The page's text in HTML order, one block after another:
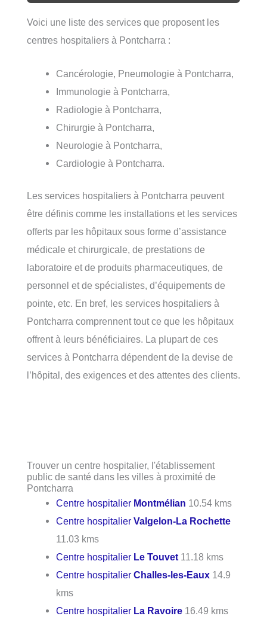
Voici une liste des services que proposent les
centres hospitaliers à Pontcharra :
Cancérologie, Pneumologie à Pontcharra,
Immunologie à Pontcharra,
Radiologie à Pontcharra,
Chirurgie à Pontcharra,
Neurologie à Pontcharra,
Cardiologie à Pontcharra.
Les services hospitaliers à Pontcharra peuvent
être définis comme les installations et les services
offerts par les hôpitaux sous forme d’assistance
médicale et chirurgicale, de prestations de
laboratoire et de produits pharmaceutiques, de
personnel et de spécialistes, d’équipements de
pointe, etc. En bref, les services hospitaliers à
Pontcharra comprennent tout ce que les hôpitaux
offrent à leurs bénéficiaires. La plupart de ces
services à Pontcharra dépendent de la devise de
l’hôpital, des exigences et des attentes des clients.
Trouver un centre hospitalier, l'établissement
public de santé dans les villes à proximité de
Pontcharra
Centre hospitalier Montmélian 10.54 kms
Centre hospitalierValgelon-La Rochette
11.03 kms
Centre hospitalier Le Touvet 11.18 kms
Centre hospitalierChalles-les-Eaux 14.9
kms
Centre hospitalier La Ravoire 16.49 kms